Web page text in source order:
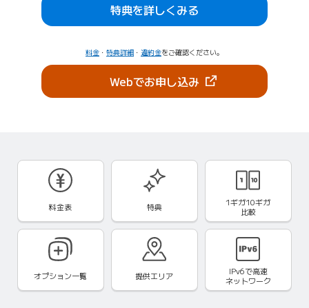
特典を詳しくみる
料金 ・ 特典詳細 ・ 違約金をご確認ください。
Webでお申し込み（新しいタブで開き
料金表 特典
1ギガ10ギガ
比較
オプション一覧 提供エリア IPv6で高速
ネットワーク